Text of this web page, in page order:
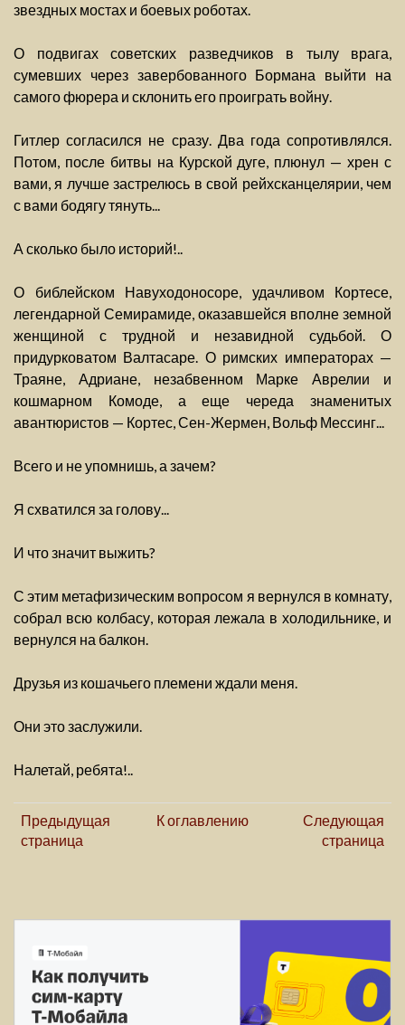
звездных мостах и боевых роботах.
О подвигах советских разведчиков в тылу врага,
сумевших через завербованного Бормана выйти на
самого фюрера и склонить его проиграть войну.
Гитлер согласился не сразу. Два года сопротивлялся.
Потом, после битвы на Курской дуге, плюнул — хрен с
вами, я лучше застрелюсь в свой рейхсканцелярии, чем
с вами бодягу тянуть...
А сколько было историй!..
О библейском Навуходоносоре, удачливом Кортесе,
легендарной Семирамиде, оказавшейся вполне земной
женщиной с трудной и незавидной судьбой. О
придурковатом Валтасаре. О римских императорах —
Траяне, Адриане, незабвенном Марке Аврелии и
кошмарном Комоде, а еще череда знаменитых
авантюристов — Кортес, Сен-Жермен, Вольф Мессинг...
Всего и не упомнишь, а зачем?
Я схватился за голову...
И что значит выжить?
С этим метафизическим вопросом я вернулся в комнату,
собрал всю колбасу, которая лежала в холодильнике, и
вернулся на балкон.
Друзья из кошачьего племени ждали меня.
Они это заслужили.
Налетай, ребята!..
Предыдущая
страница
К оглавлению
Следующая
страница